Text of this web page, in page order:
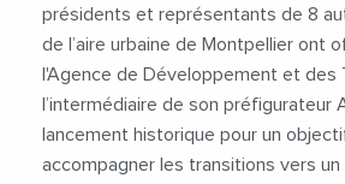
présidents et représentants de 8
de l’aire urbaine de Montpellier ont
l'Agence de Développement et des
l’intermédiaire de son préfigurateur
lancement historique pour un
accompagner les transitions vers un